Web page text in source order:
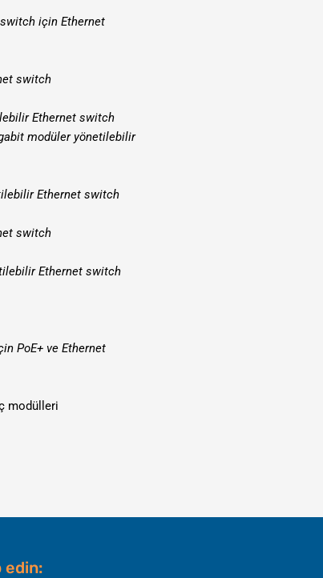
için Ethernet
switch
Ethernet switch
modüler yönetilebilir
Ethernet switch
switch
Ethernet switch
PoE+ ve Ethernet
modülleri
edin: